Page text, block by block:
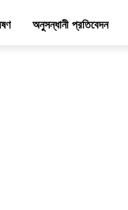
অনুসন্ধানী প্রতিবেদন